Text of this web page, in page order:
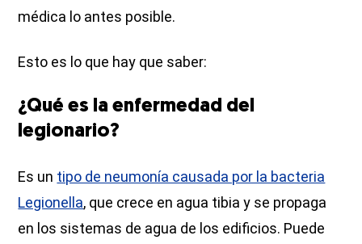
médica lo antes posible.
Esto es lo que hay que saber:
¿Qué es la enfermedad del
legionario?
Es un tipo de neumonía causada por la bacteria
Legionella, que crece en agua tibia y se propaga
en los sistemas de agua de los edificios. Puede